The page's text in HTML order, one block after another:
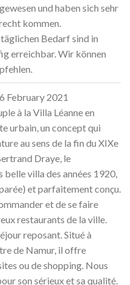
und haben sich sehr
kommen.
Bedarf sind in
erreichbar. Wir können
February 2021
à la Villa Léanne en
urbain, un concept qui
au sens de la fin du XIXe
Draye, le
villa des années 1920,
et parfaitement conçu.
et de se faire
restaurants de la ville.
reposant. Situé à
de Namur, il offre
ou de shopping. Nous
son sérieux et sa qualité.